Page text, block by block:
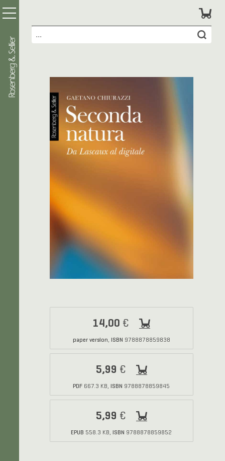
14,00 €
paper version, ISBN 9788878859838
5,99 €
PDF 667.3 KB, ISBN 9788878859845
5,99 €
EPUB 558.3 KB, ISBN 9788878859852